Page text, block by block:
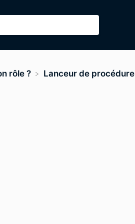
rôle ? ​Lanceur de procédure